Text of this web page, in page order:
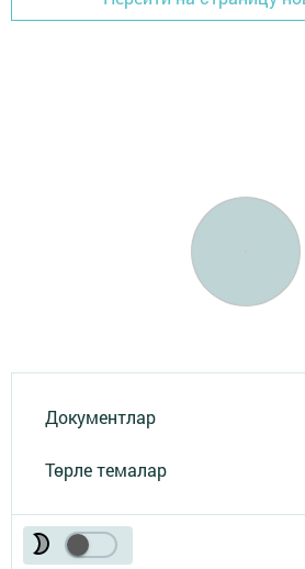
Документлар
Төрле темалар